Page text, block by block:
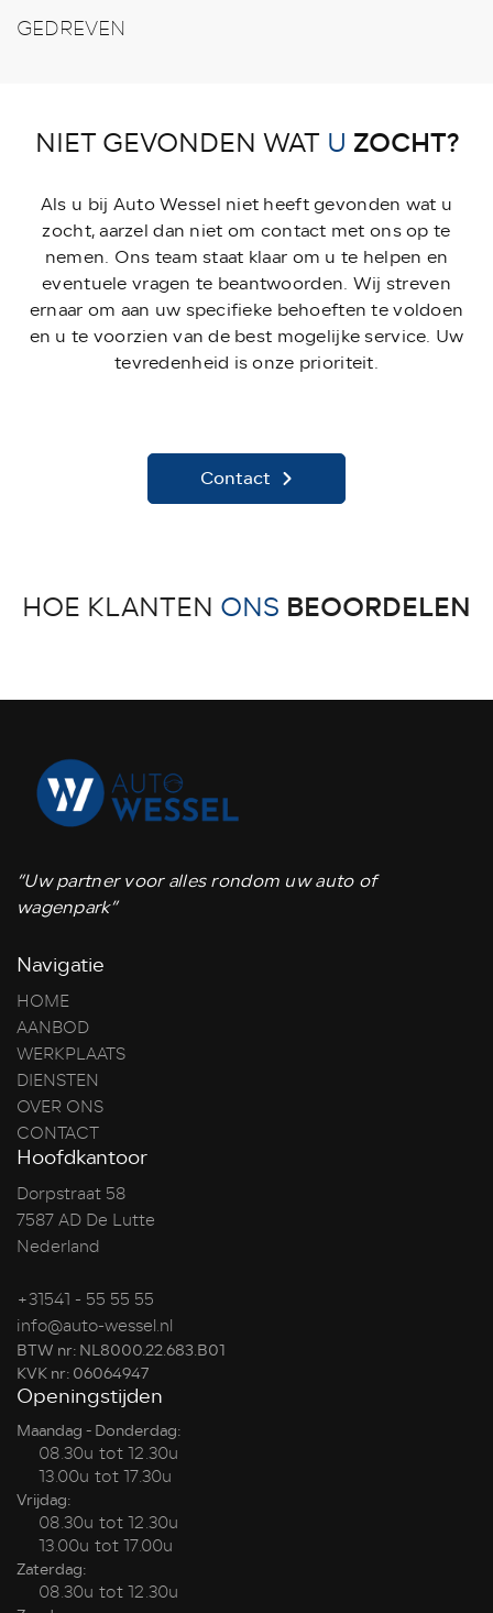
GEDREVEN
NIET GEVONDEN WAT U ZOCHT?
Als u bij Auto Wessel niet heeft gevonden wat u
zocht, aarzel dan niet om contact met ons op te
nemen. Ons team staat klaar om u te helpen en
eventuele vragen te beantwoorden. Wij streven
ernaar om aan uw specifieke behoeften te voldoen
en u te voorzien van de best mogelijke service. Uw
tevredenheid is onze prioriteit.
Contact
HOE KLANTEN ONS BEOORDELEN
“Uw partner voor alles rondom uw auto of
wagenpark”
Navigatie
HOME
AANBOD
WERKPLAATS
DIENSTEN
OVER ONS
CONTACT
Hoofdkantoor
Dorpstraat 58
7587 AD De Lutte
Nederland
+31541 - 55 55 55
info@auto-wessel.nl
BTW nr: NL8000.22.683.B01
KVK nr: 06064947
Openingstijden
Maandag - Donderdag:
08.30u tot 12.30u
13.00u tot 17.30u
Vrijdag:
08.30u tot 12.30u
13.00u tot 17.00u
Zaterdag:
08.30u tot 12.30u